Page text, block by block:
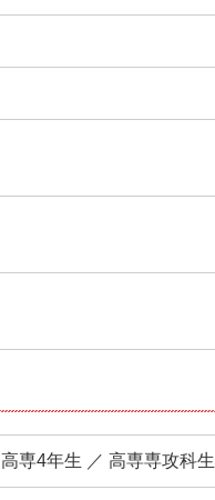
専4年生 ／ 高専専攻科生